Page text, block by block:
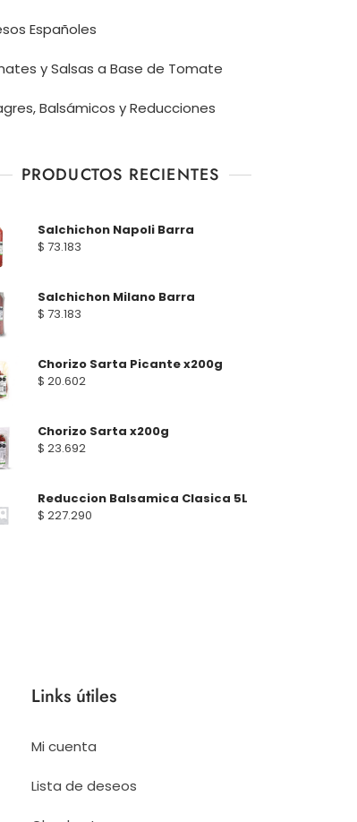
Españoles
y Salsas a Base de Tomate
Balsámicos y Reducciones
PRODUCTOS RECIENTES
Salchichon Napoli Barra
$ 73.183
Salchichon Milano Barra
$ 73.183
Chorizo Sarta Picante x200g
$ 20.602
Chorizo Sarta x200g
$ 23.692
Reduccion Balsamica Clasica 5L
$ 227.290
Links útiles
Mi cuenta
Lista de deseos